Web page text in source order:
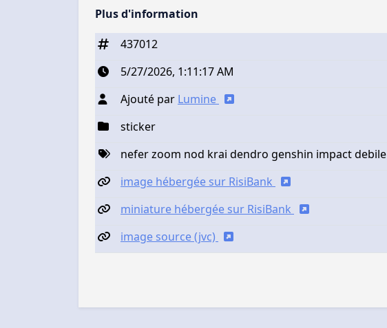
Plus d'information
437012
5/27/2026, 1:11:17 AM
Ajouté par Lumine
sticker
nefer zoom nod krai dendro genshin impact debile
image hébergée sur RisiBank
miniature hébergée sur RisiBank
image source (jvc)